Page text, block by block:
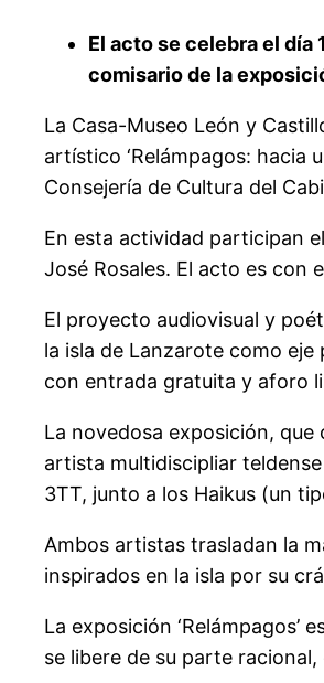
El acto se celebra el día
comisario de la
La Casa-Museo León y
artístico ‘Relámpagos: hacia
Consejería de Cultura del
En esta actividad participan
José Rosales. El acto es con
El proyecto audiovisual y
la isla de Lanzarote como
con entrada gratuita y aforo
La novedosa exposición,
artista multidiscipliar
3TT, junto a los Haikus (un
Ambos artistas trasladan la
inspirados en la isla por su
La exposición
se libere de su parte